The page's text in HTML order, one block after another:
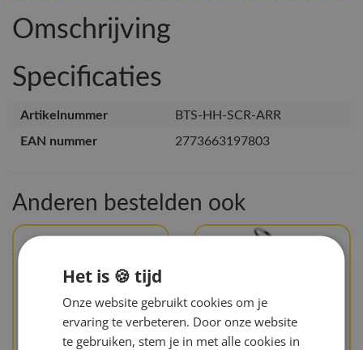
Omschrijving
Specificaties
Artikelnummer
BTS-HH-SCR-ARR
EAN nummer
2773663197803
Anderen bestelden ook
Het is 🍪 tijd
Onze website gebruikt cookies om je
ervaring te verbeteren. Door onze website
te gebruiken, stem je in met alle cookies in